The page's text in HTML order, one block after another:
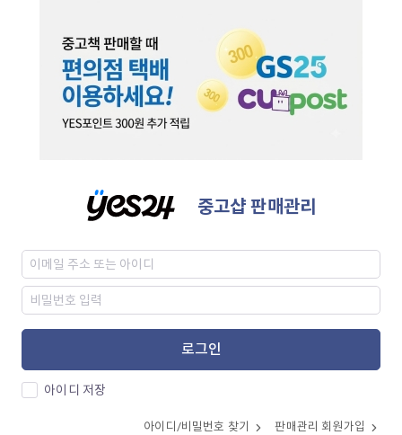
중고샵 판매관리
로그인
아이디 저장
아이디/비밀번호 찾기 판매관리 회원가입